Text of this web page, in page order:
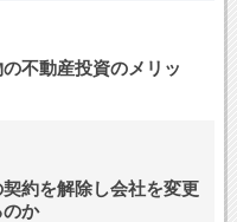
不動産投資のメリッ
約を解除し会社を変更
のか